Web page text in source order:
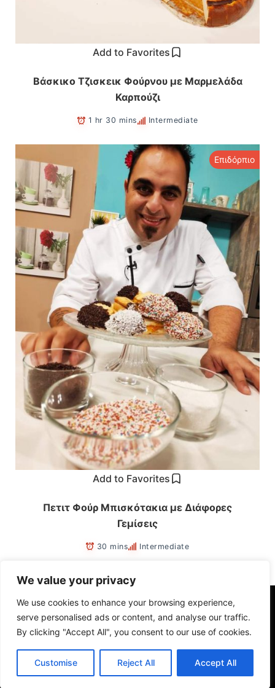
We value your privacy
We use cookies to enhance your browsing experience,
serve personalised ads or content, and analyse our traffic.
By clicking "Accept All", you consent to our use of cookies.
Customise Reject All Accept All
Add to Favorites
Βάσκικο Τζισκεικ Φούρνου με Μαρμελάδα
Καρπούζι
1 hr 30 mins Intermediate
Add to Favorites
Επιδόρπιο
Πετιτ Φούρ Μπισκότακια με Διάφορες
Γεμίσεις
30 mins Intermediate
Ⓒ Copyright 2022. All rights reserved.
savvasche@hotmail.com